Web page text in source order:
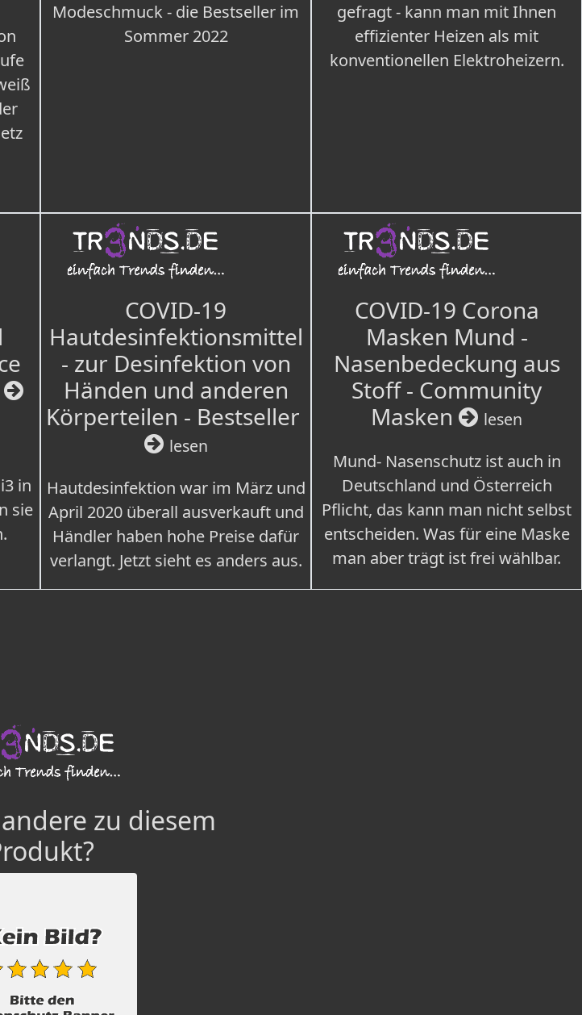
Modeschmuck - die Bestseller im
Sommer 2022
gefragt - kann man mit Ihnen
effizienter Heizen als mit
konventionellen Elektroheizern.
in
sie
COVID-19
Hautdesinfektionsmittel
- zur Desinfektion von
Händen und anderen
Körperteilen - Bestseller
lesen
Hautdesinfektion war im März und
April 2020 überall ausverkauft und
Händler haben hohe Preise dafür
verlangt. Jetzt sieht es anders aus.
COVID-19 Corona
Masken Mund -
Nasenbedeckung aus
Stoff - Community
Masken
lesen
Mund- Nasenschutz ist auch in
Deutschland und Österreich
Pflicht, das kann man nicht selbst
entscheiden. Was für eine Maske
man aber trägt ist frei wählbar.
zu diesem